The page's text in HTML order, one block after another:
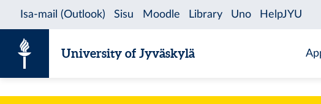
University of Jyväskylä